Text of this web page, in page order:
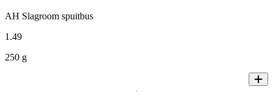
AH Slagroom spuitbus
1 .49
250 g